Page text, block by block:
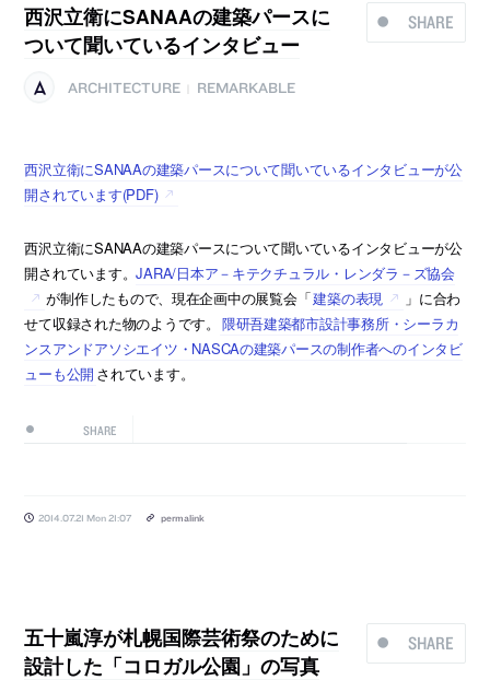
SHARE
西沢立衛にSANAAの建築パースに
ついて聞いているインタビュー
ARCHITECTURE REMARKABLE
西沢立衛にSANAAの建築パースについて聞いているインタビューが公
開されています(PDF)
西沢立衛にSANAAの建築パースについて聞いているインタビューが公
開されています。JARA/日本ア－キテクチュラル・レンダラ－ズ協会
が制作したもので、現在企画中の展覧会「建築の表現
」に合わ
せて収録された物のようです。 隈研吾建築都市設計事務所・シーラカ
ンスアンドアソシエイツ・NASCAの建築パースの制作者へのインタビ
ューも公開 されています。
SHARE
2014.07.21 Mon 21:07 permalink
SHARE
五十嵐淳が札幌国際芸術祭のために
設計した「コロガル公園」の写真